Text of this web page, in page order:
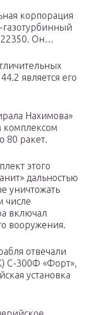
корпорация
22350. Он…
является его
Нахимова»
комплексом
80 ракет.
этого
дальностью
уничтожать
числе
включал
вооружения.
отвечали
С-300Ф «Форт»,
установка